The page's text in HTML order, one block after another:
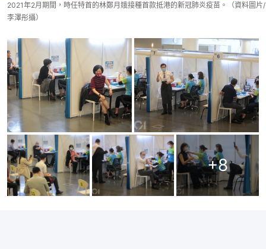
2021年2月期間，時任特首的林鄭月娥接種首款抵港的新冠肺炎疫苗。（資料圖片/
李澤彤攝）
+8